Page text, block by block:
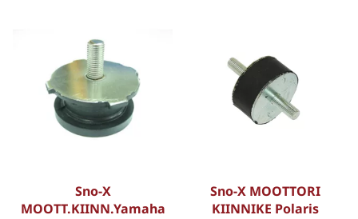
Sno-X
MOOTT.KIINN.Yamaha
Sno-X MOOTTORI
KIINNIKE Polaris